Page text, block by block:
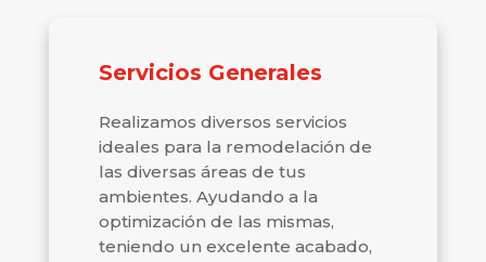
Servicios Generales
Realizamos diversos servicios
ideales para la remodelación de
las diversas áreas de tus
ambientes. Ayudando a la
optimización de las mismas,
teniendo un excelente acabado,